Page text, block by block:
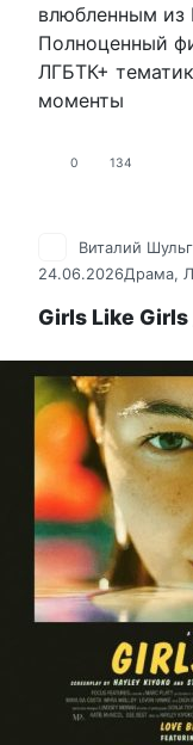
влюбленным из
Полноценный
ЛГБТК+
моменты
0 134
Виталий
24.06.2026Драма,
Girls Like